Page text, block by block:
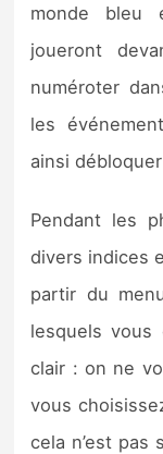
monde bleu
joueront
numéroter
les
ainsi
Pendant les
divers indices
partir du
lesquels
clair : on ne
vous
cela n’est pas